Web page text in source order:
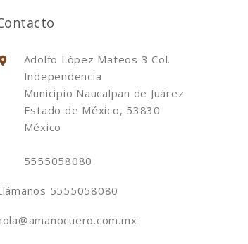
Adolfo López Mateos 3 Col.
Independencia
Municipio Naucalpan de Juárez
Estado de México, 53830
México
5555058080
5555058080